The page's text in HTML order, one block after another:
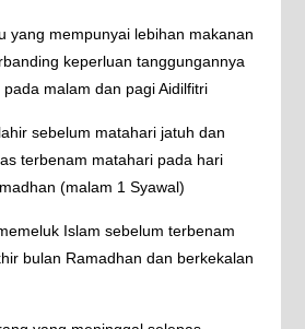
yang mempunyai lebihan makanan
keperluan tanggungannya
malam dan pagi Aidilfitri
sebelum matahari jatuh dan
terbenam matahari pada hari
(malam 1 Syawal)
Islam sebelum terbenam
bulan Ramadhan dan berkekalan